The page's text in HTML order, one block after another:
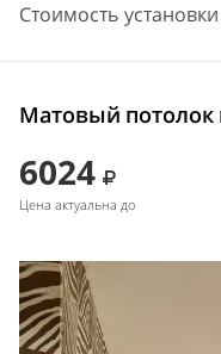
Стоимость
Матовый
6024
Цена актуальна до